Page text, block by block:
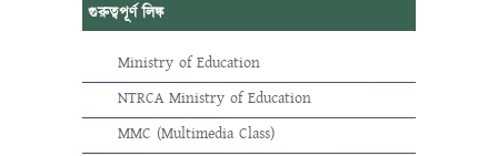
গুরুত্বপূর্ণ লিঙ্ক
Ministry of Education
NTRCA Ministry of Education
MMC (Multimedia Class)